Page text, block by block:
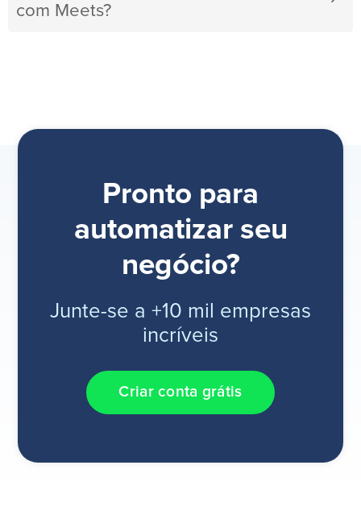
com Meets?
Pronto para
automatizar seu
negócio?
Junte-se a +10 mil empresas
incríveis
Criar conta grátis